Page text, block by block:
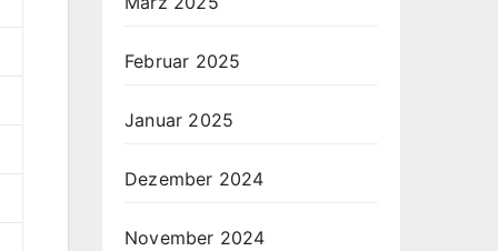
Februar 2025
Januar 2025
Dezember 2024
November 2024